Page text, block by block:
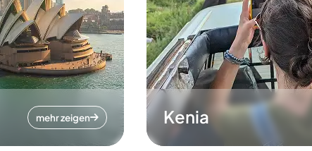
mehr zeigen Kenia